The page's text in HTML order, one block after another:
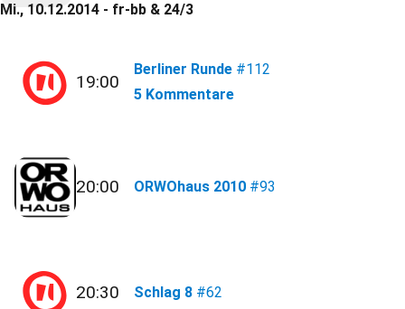
Mi., 10.12.2014 - fr-bb & 24/3
19:00
Berliner Runde #112
5 Kommentare
20:00 ORWOhaus 2010 #93
20:30 Schlag 8 #62